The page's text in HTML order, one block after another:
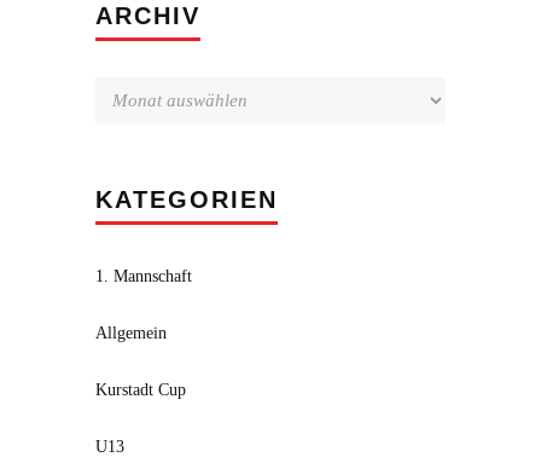
ARCHIV
KATEGORIEN
1. Mannschaft
Allgemein
Kurstadt Cup
U13